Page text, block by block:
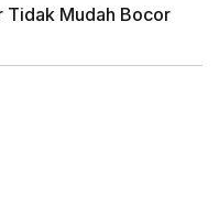
Tidak Mudah Bocor